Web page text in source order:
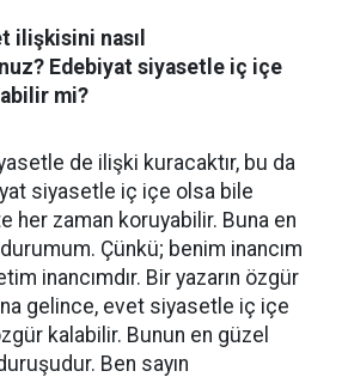
ilişkisini nasıl
Edebiyat siyasetle iç içe
mi?
de ilişki kuracaktır, bu da
siyasetle iç içe olsa bile
her zaman koruyabilir. Buna en
Çünkü; benim inancım
inancımdır. Bir yazarın özgür
gelince, evet siyasetle iç içe
kalabilir. Bunun en güzel
Ben sayın